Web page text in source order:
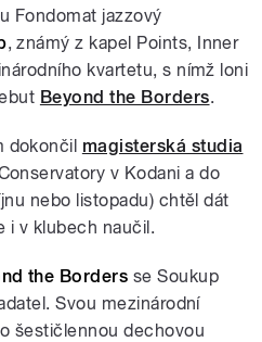
Fondomat jazzový
, známý z kapel Points, Inner
kvartetu, s nímž loni
Beyond the Borders.
dokončil magisterská studia
v Kodani a do
nebo listopadu) chtěl dát
i v klubech naučil.
the Borders se Soukup
Svou mezinárodní
šestičlennou dechovou